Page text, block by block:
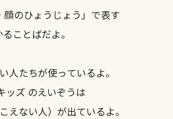
のひょうじょう」で表す
ことばだよ。
人たちが使っているよ。
ッズ のえいぞうは
えない人）が出ているよ。